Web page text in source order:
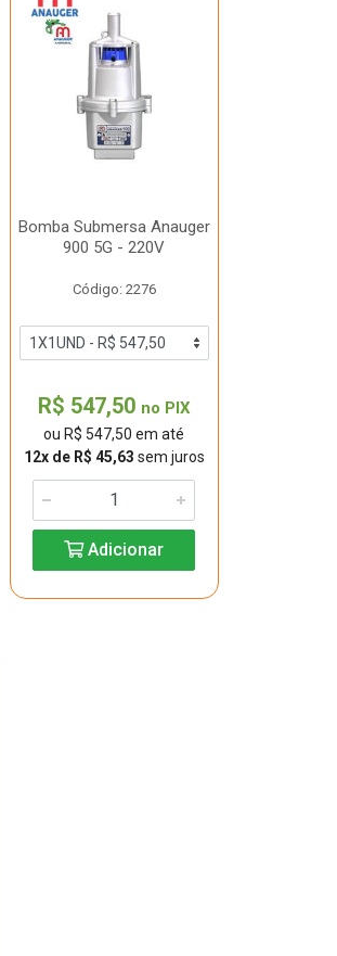
Bomba Submersa Anauger
900 5G - 220V
Código: 2276
R$ 547,50 no PIX
ou R$ 547,50 em até
12x de R$ 45,63 sem juros
Adicionar